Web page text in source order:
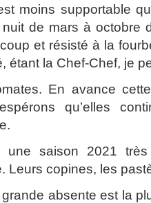
moins supportable
de mars à octobre
et résisté à la
étant la Chef-Chef, je
En avance
qu’elles
une saison 2021
Leurs copines, les
absente est la